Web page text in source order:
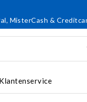
MisterCash &
Klantenservice